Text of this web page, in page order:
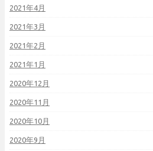
2021年4月
2021年3月
2021年2月
2021年1月
2020年12月
2020年11月
2020年10月
2020年9月